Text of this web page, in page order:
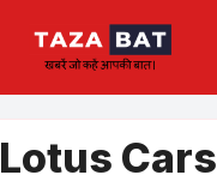
Lotus Cars